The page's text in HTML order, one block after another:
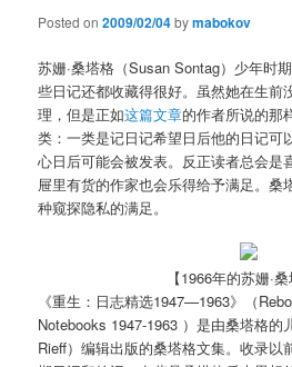
Posted on2009/02/04bymabokov
苏姗·桑塔格（Susan Sontag）少年时
些日记还都收藏得很好。虽然她在生前
理，但是正如这篇文章的作者所说的那
类：一类是记日记希望日后他的日记可
心日后可能会被发表。反正读者总会是
屉里有货的作家也会乐得给予满足。桑
种窥探隐私的满足。
【1966年的苏姗·桑
《重生：日志精选1947—1963》（
Notebooks 1947-1963 ）是由桑塔格的
Rieff）编辑出版的桑塔格文集。收录以